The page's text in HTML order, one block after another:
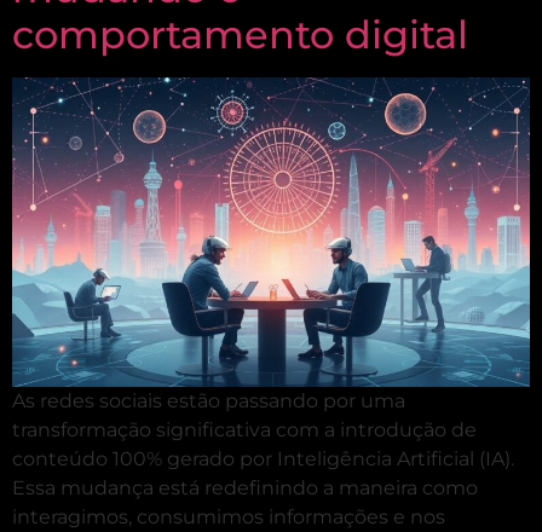
comportamento digital
As redes sociais estão passando por uma
transformação significativa com a introdução de
conteúdo 100% gerado por Inteligência Artificial (IA).
Essa mudança está redefinindo a maneira como
interagimos, consumimos informações e nos